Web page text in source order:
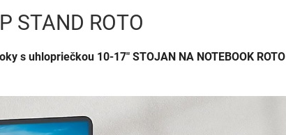
STAND ROTO
s uhlopriečkou 10-17" STOJAN NA NOTEBOOK ROTO